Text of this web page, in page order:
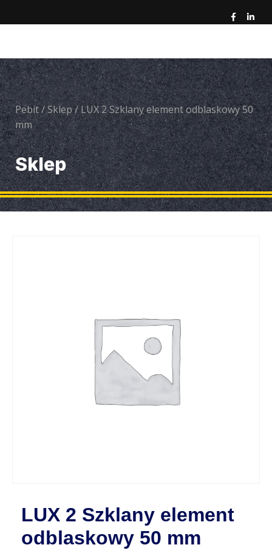
Pebit/Sklep/LUX 2 Szklany element odblaskowy 50
mm
Sklep
LUX 2 Szklany element
odblaskowy 50 mm